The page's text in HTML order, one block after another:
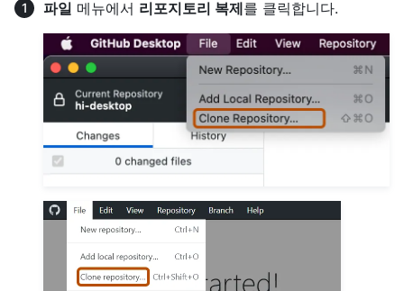
파일 메뉴에서 리포지토리 복제를 클릭합니다.